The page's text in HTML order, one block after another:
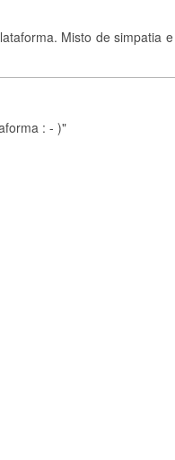
Misto de simpatia
: - )"